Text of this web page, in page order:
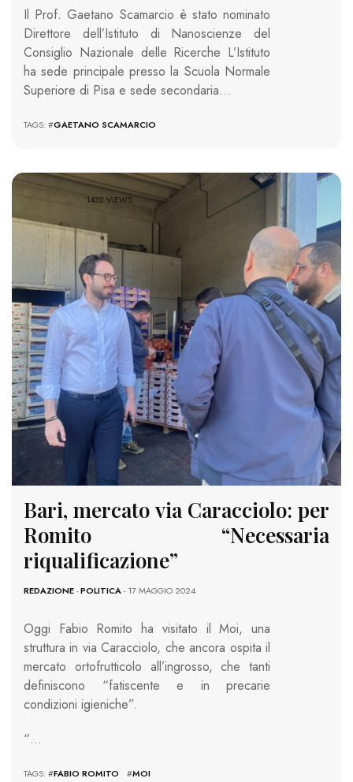
Il Prof. Gaetano Scamarcio è stato nominato
Direttore dell’Istituto di Nanoscienze del
Consiglio Nazionale delle Ricerche L’Istituto
ha sede principale presso la Scuola Normale
Superiore di Pisa e sede secondaria…
TAGS: #GAETANO SCAMARCIO
1432 VIEWS
Bari, mercato via Caracciolo: per
Romito “Necessaria
riqualificazione”
REDAZIONE-POLITICA- 17 MAGGIO 2024
Oggi Fabio Romito ha visitato il Moi, una
struttura in via Caracciolo, che ancora ospita il
mercato ortofrutticolo all’ingrosso, che tanti
definiscono “fatiscente e in precarie
condizioni igieniche”.
“…
TAGS: #FABIO ROMITO #MOI